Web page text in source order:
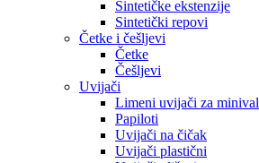
Sintetičke ekstenzije
Sintetički repovi
Četke i češljevi
Četke
Češljevi
Uvijači
Limeni uvijači za minival
Papiloti
Uvijači na čičak
Uvijači plastični